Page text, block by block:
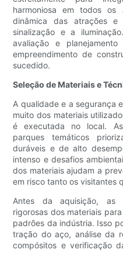
harmoniosa em todos
dinâmica das atrações
sinalização e a
avaliação e
empreendimento de
sucedido.
Seleção de Materiais e
A qualidade e a segurança
muito dos materiais
é executada no local.
parques temáticos
duráveis ​​e de alto
intenso e desafios
dos materiais ajudam a
em risco tanto os visitantes
Antes da aquisição, as
rigorosas dos materiais
padrões da indústria. Isso
tração do aço, análise da
compósitos e verificação